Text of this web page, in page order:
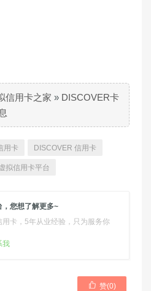
信用卡之家 » DISCOVER卡
用卡 DISCOVER 信用卡
拟信用卡平台
，您想了解更多~
用卡，5年从业经验，只为服务你
我
 赞(0)